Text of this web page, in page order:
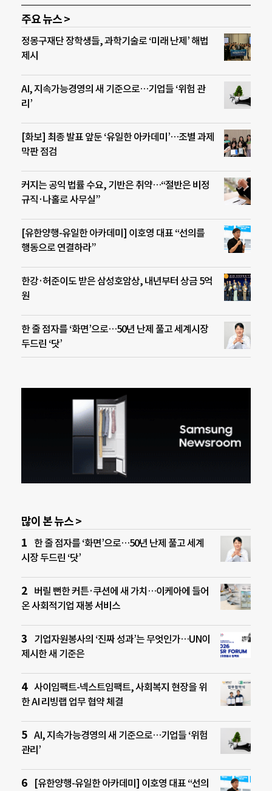
주요 뉴스 >
정몽구재단 장학생들, 과학기술로 ‘미래 난제’ 해법
제시
AI, 지속가능경영의 새 기준으로…기업들 ‘위험 관
리’
[화보] 최종 발표 앞둔 ‘유일한 아카데미’…조별 과제
막판 점검
커지는 공익 법률 수요, 기반은 취약…“절반은 비정
규직·나홀로 사무실”
[유한양행-유일한 아카데미] 이호영 대표 “선의를
행동으로 연결하라”
한강·허준이도 받은 삼성호암상, 내년부터 상금 5억
원
한 줄 점자를 ‘화면’으로…50년 난제 풀고 세계시장
두드린 ‘닷’
많이 본 뉴스 >
한 줄 점자를 ‘화면’으로…50년 난제 풀고 세계
시장 두드린 ‘닷’
버릴 뻔한 커튼·쿠션에 새 가치…이케아에 들어
온 사회적기업 재봉 서비스
기업자원봉사의 ‘진짜 성과’는 무엇인가…UN이
제시한 새 기준은
사이임팩트-넥스트임팩트, 사회복지 현장을 위
한 AI 리빙랩 업무 협약 체결
AI, 지속가능경영의 새 기준으로…기업들 ‘위험
관리’
[유한양행-유일한 아카데미] 이호영 대표 “선의